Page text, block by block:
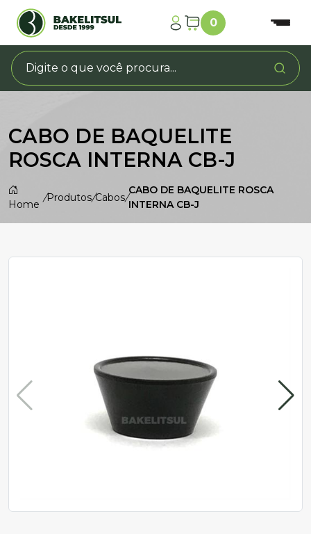
0
CABO DE BAQUELITE
ROSCA INTERNA CB-J
Home
/Produtos/Cabos/
CABO DE BAQUELITE ROSCA
INTERNA CB-J